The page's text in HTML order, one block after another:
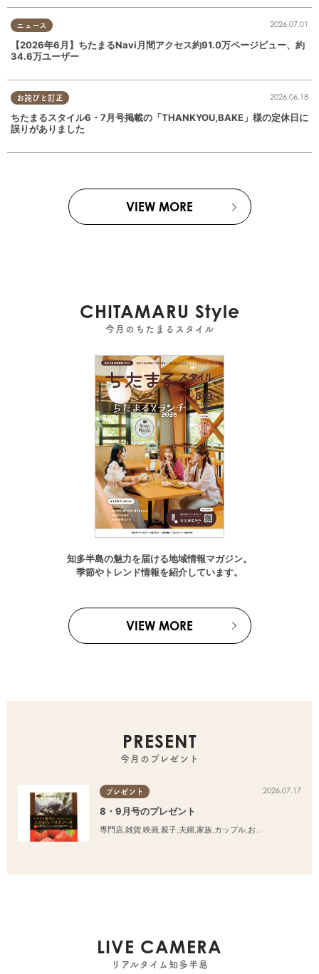
ニュース 2026.07.01
【2026年6月】ちたまるNavi月間アクセス約91.0万ページビュー、約
34.6万ユーザー
お詫びと訂正 2026.06.18
ちたまるスタイル6・7月号掲載の「THANKYOU,BAKE」様の定休日に
誤りがありました
VIEW MORE
CHITAMARU Style
今月のちたまるスタイル
知多半島の魅力を届ける地域情報マガジン。
季節やトレンド情報を紹介しています。
VIEW MORE
PRESENT
今月のプレゼント
プレゼント 2026.07.17
8・9月号のプレゼント
専門店 雑貨 映画 親子 夫婦 家族 カップル おひとりさま
LIVE CAMERA
リアルタイム知多半島